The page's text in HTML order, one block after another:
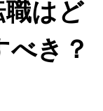
はど
き？